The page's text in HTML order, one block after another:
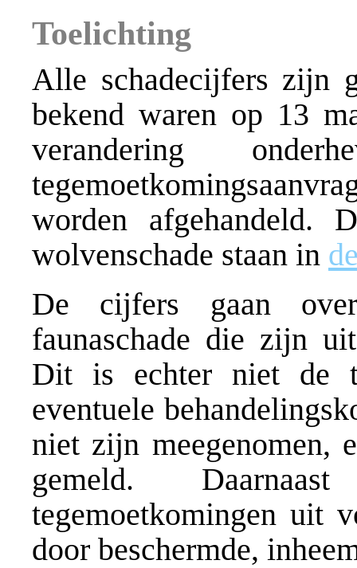
Toelichting
Alle schadecijfers zijn
bekend waren op 13
verandering
worden afgehandeld.
wolvenschade staan in
De cijfers gaan
faunaschade die zijn
Dit is echter niet de
eventuele
niet zijn meegenomen,
gemeld.
tegemoetkomingen uit
door beschermde,